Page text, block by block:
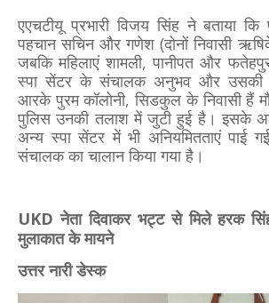
एएचटीयू प्रभारी विजय सिंह ने बताया
पहचान सचिन और गणेश (दोनों निवासी
जबकि महिलाएं शामली, पानीपत और
स्पा सेंटर के संचालक अनुभव और उसकी
आरके पुरम कॉलोनी, सिडकुल के निवासी हैं
पुलिस उनकी तलाश में जुटी हुई है। इसके
अन्य स्पा सेंटर में भी अनियमितताएं पाई
संचालक का चालान किया गया है।
UKD नेता दिवाकर भट्ट से मिले हरक
मुलाकात के मायने
उत्तर नारी डेस्क